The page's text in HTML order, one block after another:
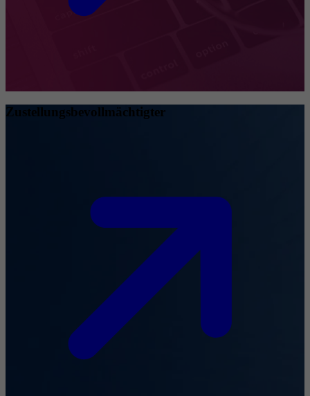
Zustellungsbevollmächtigter